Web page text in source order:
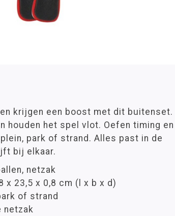
krijgen een boost met dit buitenset.
houden het spel vlot. Oefen timing en
park of strand. Alles past in de
bij elkaar.
netzak
x 23,5 x 0,8 cm (l x b x d)
of strand
netzak